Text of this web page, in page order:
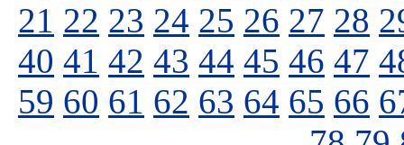
21 22 23 24 25 26 27 28
40 41 42 43 44 45 46 47
59 60 61 62 63 64 65 66